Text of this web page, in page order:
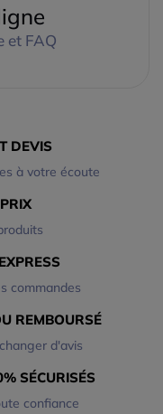
et FAQ
DEVIS
à votre écoute
commandes
REMBOURSÉ
d'avis
SÉCURISÉS
confiance